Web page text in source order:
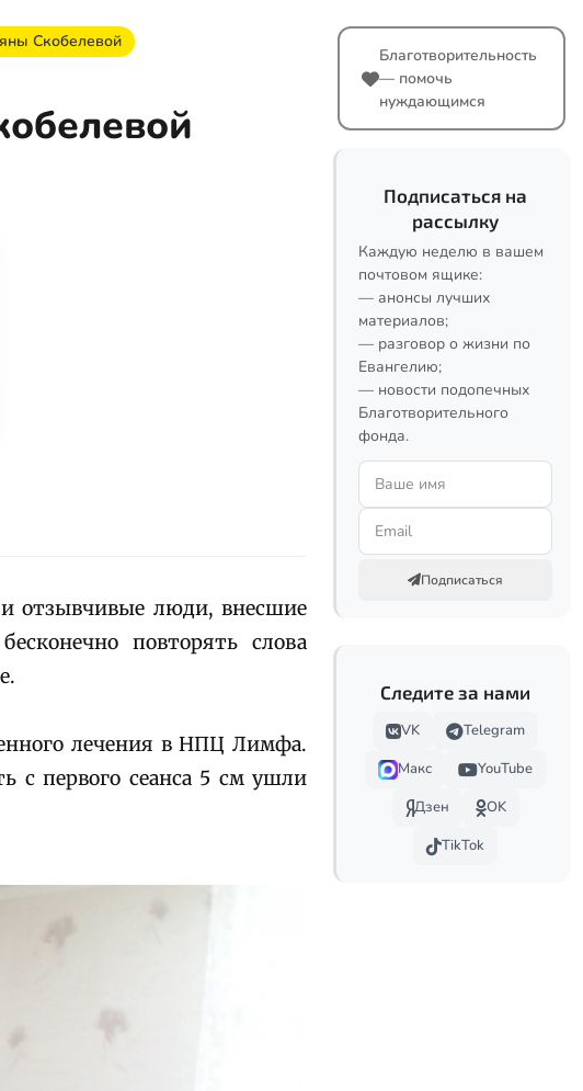
Скобелевой
отзывчивые люди, внесшие
повторять слова
лечения в НПЦ Лимфа.
с первого сеанса 5 см ушли
Благотворительность
— помочь
нуждающимся
Подписаться на
рассылку
Каждую неделю в вашем
почтовом ящике:
— анонсы лучших
материалов;
— разговор о жизни по
Евангелию;
— новости подопечных
Благотворительного
фонда.
Подписаться
Следите за нами
VK
Telegram
Макс
YouTube
Дзен
OK
TikTok